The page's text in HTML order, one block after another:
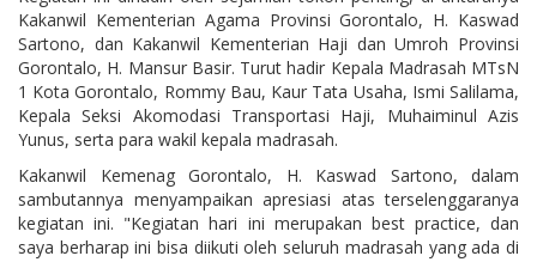
Kakanwil Kementerian Agama Provinsi Gorontalo, H. Kaswad
Sartono, dan Kakanwil Kementerian Haji dan Umroh Provinsi
Gorontalo, H. Mansur Basir. Turut hadir Kepala Madrasah MTsN
1 Kota Gorontalo, Rommy Bau, Kaur Tata Usaha, Ismi Salilama,
Kepala Seksi Akomodasi Transportasi Haji, Muhaiminul Azis
Yunus, serta para wakil kepala madrasah.
Kakanwil Kemenag Gorontalo, H. Kaswad Sartono, dalam
sambutannya menyampaikan apresiasi atas terselenggaranya
kegiatan ini. "Kegiatan hari ini merupakan best practice, dan
saya berharap ini bisa diikuti oleh seluruh madrasah yang ada di